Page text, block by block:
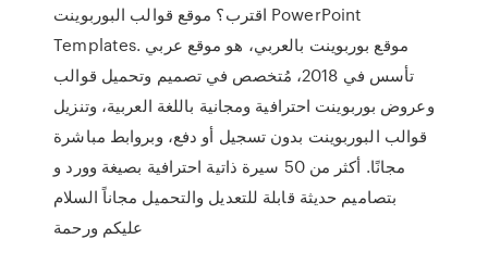
اقترب؟ موقع قوالب البوربوينت PowerPoint
Templates. موقع بوربوينت بالعربي، هو موقع عربي
تأسس في 2018، مُتخصص في تصميم وتحميل قوالب
وعروض بوربوينت احترافية ومجانية باللغة العربية، وتنزيل
قوالب البوربوينت بدون تسجيل أو دفع، وبروابط مباشرة
مجانًا. أكثر من 50 سيرة ذاتية احترافية بصيغة وورد و
بتصاميم حديثة قابلة للتعديل والتحميل مجاناً السلام
عليكم ورحمة